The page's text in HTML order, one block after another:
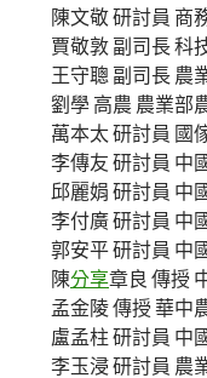
陳文敬 研討員 商務
賈敬敦 副司長 科
王守聰 副司長 農
劉學 高農 農業部
萬本太 研討員 國傢
李傳友 研討員 中國
邱麗娟 研討員 中國
李付廣 研討員 中
郭安平 研討員 中
陳分享章良 傳授
孟金陵 傳授 華中
盧孟柱 研討員 中
李玉浸 研討員 農業